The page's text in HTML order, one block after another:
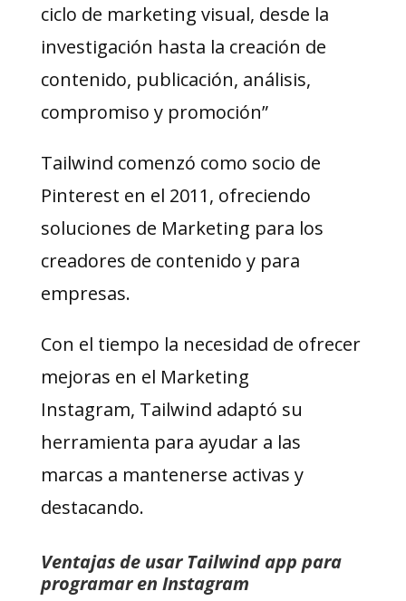
ciclo de marketing visual, desde la
investigación hasta la creación de
contenido, publicación, análisis,
compromiso y promoción”
Tailwind comenzó como socio de
Pinterest en el 2011, ofreciendo
soluciones de Marketing para los
creadores de contenido y para
empresas.
Con el tiempo la necesidad de ofrecer
mejoras en el Marketing
Instagram, Tailwind adaptó su
herramienta para ayudar a las
marcas a mantenerse activas y
destacando.
Ventajas de usar Tailwind app para
programar en Instagram